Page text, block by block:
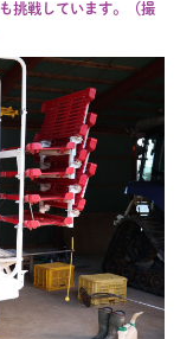
挑戦しています。（撮